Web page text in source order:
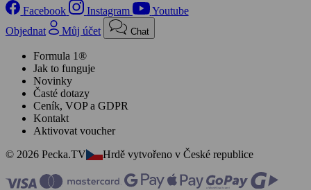
Facebook Instagram
Youtube
Objednat
Můj účet Chat
Formula 1®
Jak to funguje
Novinky
Časté dotazy
Ceník, VOP a GDPR
Kontakt
Aktivovat voucher
© 2026 Pecka.TV
Hrdě vytvořeno v České republice